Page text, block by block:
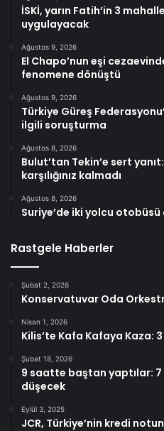
İSKİ, yarın Fatih’in 3
uygulayacak
Ağustos 9, 2026
El Chapo’nun eşi
fenomene dönüştü
Ağustos 9, 2026
Türkiye Güreş
ilgili soruşturma
Ağustos 8, 2026
Bulut’tan Tekin’e sert
karşılığınız kalmadı
Ağustos 8, 2026
Suriye’de iki yolcu otobüsü
Rastgele Haberler
Şubat 2, 2026
Konservatuvar Oda
Nisan 1, 2026
Kilis’te Kafa Kafaya Kaza: 3
Şubat 18, 2026
9 saatte baştan yaptılar:
düşecek
Eylül 3, 2025
JCR, Türkiye’nin kredi